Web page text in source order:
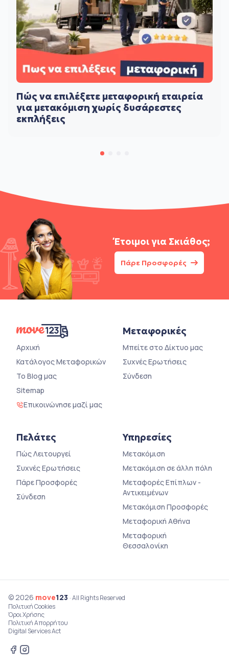
Πώς να επιλέξετε μεταφορική εταιρεία
για μετακόμιση χωρίς δυσάρεστες
εκπλήξεις
Έτοιμοι για Σκιάθος;
Πάρε Προσφορές
Αρχική
Κατάλογος Μεταφορικών
Το Blog μας
Sitemap
Επικοινώνησε μαζί μας
Μεταφορικές
Μπείτε στο Δίκτυο μας
Συχνές Ερωτήσεις
Σύνδεση
Πελάτες
Πώς Λειτουργεί
Συχνές Ερωτήσεις
Πάρε Προσφορές
Σύνδεση
Υπηρεσίες
Μετακόμιση
Μετακόμιση σε άλλη πόλη
Μεταφορές Επίπλων -
Αντικειμένων
Μετακόμιση Προσφορές
Μεταφορική Αθήνα
Μεταφορική
Θεσσαλονίκη
© 2026 move123 · All Rights Reserved
Πολιτική Cookies
Όροι Χρήσης
Πολιτική Απορρήτου
Digital Services Act